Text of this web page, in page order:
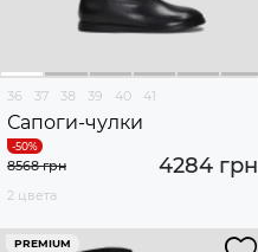
36 37 38 39 40 41
Сапоги-чулки
4284 грн
8568 грн
2 цвета
PREMIUM